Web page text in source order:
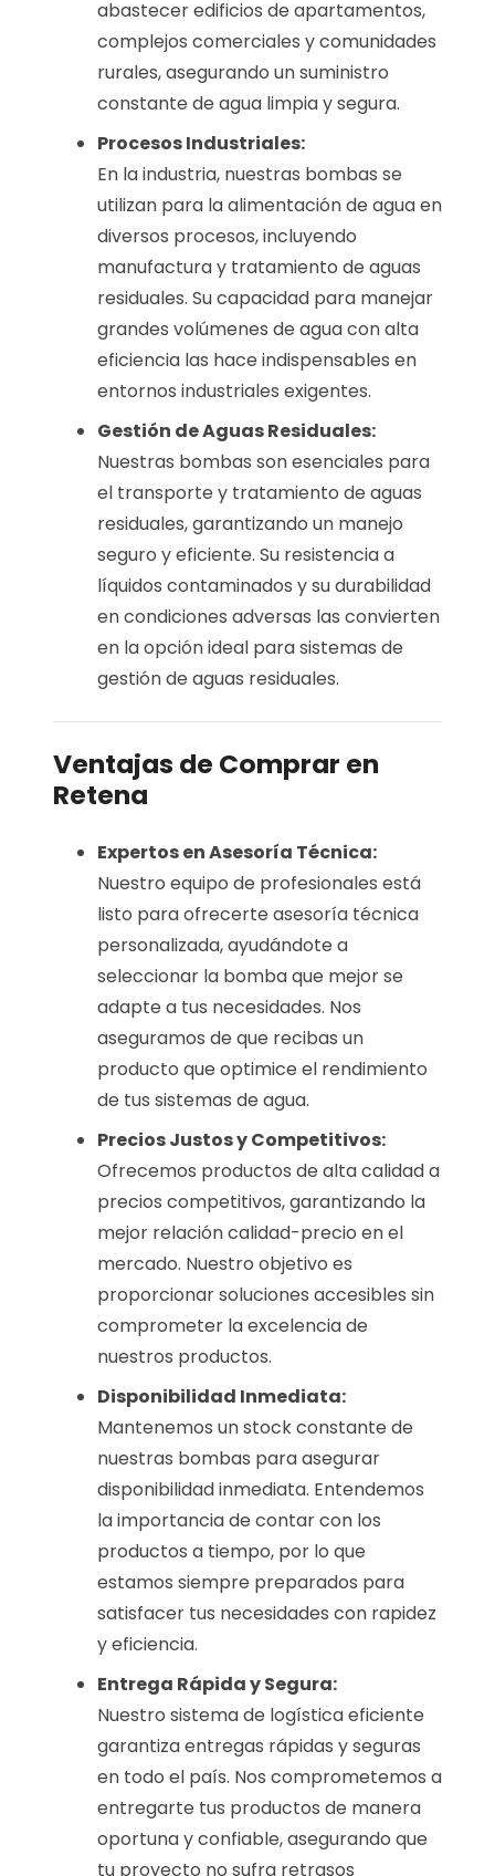
abastecer edificios de apartamentos,
complejos comerciales y comunidades
rurales, asegurando un suministro
constante de agua limpia y segura.
Procesos Industriales:
En la industria, nuestras bombas se
utilizan para la alimentación de agua en
diversos procesos, incluyendo
manufactura y tratamiento de aguas
residuales. Su capacidad para manejar
grandes volúmenes de agua con alta
eficiencia las hace indispensables en
entornos industriales exigentes.
Gestión de Aguas Residuales:
Nuestras bombas son esenciales para
el transporte y tratamiento de aguas
residuales, garantizando un manejo
seguro y eficiente. Su resistencia a
líquidos contaminados y su durabilidad
en condiciones adversas las convierten
en la opción ideal para sistemas de
gestión de aguas residuales.
Ventajas de Comprar en
Retena
Expertos en Asesoría Técnica:
Nuestro equipo de profesionales está
listo para ofrecerte asesoría técnica
personalizada, ayudándote a
seleccionar la bomba que mejor se
adapte a tus necesidades. Nos
aseguramos de que recibas un
producto que optimice el rendimiento
de tus sistemas de agua.
Precios Justos y Competitivos:
Ofrecemos productos de alta calidad a
precios competitivos, garantizando la
mejor relación calidad-precio en el
mercado. Nuestro objetivo es
proporcionar soluciones accesibles sin
comprometer la excelencia de
nuestros productos.
Disponibilidad Inmediata:
Mantenemos un stock constante de
nuestras bombas para asegurar
disponibilidad inmediata. Entendemos
la importancia de contar con los
productos a tiempo, por lo que
estamos siempre preparados para
satisfacer tus necesidades con rapidez
y eficiencia.
Entrega Rápida y Segura:
Nuestro sistema de logística eficiente
garantiza entregas rápidas y seguras
en todo el país. Nos comprometemos a
entregarte tus productos de manera
oportuna y confiable, asegurando que
tu proyecto no sufra retrasos